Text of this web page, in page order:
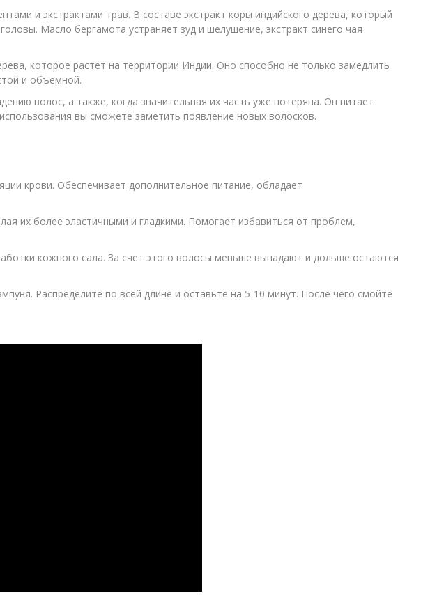
и экстрактами трав. В составе экстракт коры индийского дерева, который
Масло бергамота устраняет зуд и шелушение, экстракт синего чая
которое растет на территории Индии. Оно способно не только замедлить
и объемной.
волос, а также, когда значительная их часть уже потеряна. Он питает
вы сможете заметить появление новых волосков.
крови. Обеспечивает дополнительное питание, обладает
их более эластичными и гладкими. Помогает избавиться от проблем,
кожного сала. За счет этого волосы меньше выпадают и дольше остаются
Распределите по всей длине и оставьте на 5-10 минут. После чего смойте